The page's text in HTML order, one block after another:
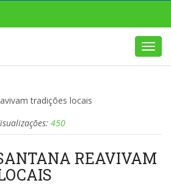
450
REAVIVAM